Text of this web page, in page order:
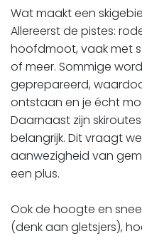
Wat maakt een
Allereerst de pistes:
hoofdmoot, vaak met
of meer. Sommige
geprepareerd,
ontstaan en je écht
Daarnaast zijn
belangrijk. Dit vraagt
aanwezigheid van
een plus.
​​​​​​​Ook de hoogte en
(denk aan gletsjers),